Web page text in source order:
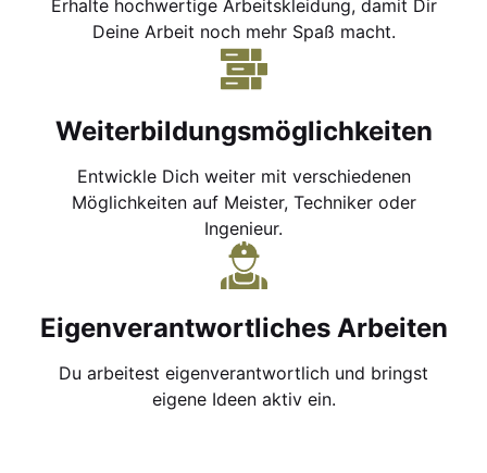
Erhalte hochwertige Arbeitskleidung, damit Dir
Deine Arbeit noch mehr Spaß macht.
Weiterbildungsmöglichkeiten
Entwickle Dich weiter mit verschiedenen
Möglichkeiten auf Meister, Techniker oder
Ingenieur.
Eigenverantwortliches Arbeiten
Du arbeitest eigenverantwortlich und bringst
eigene Ideen aktiv ein.